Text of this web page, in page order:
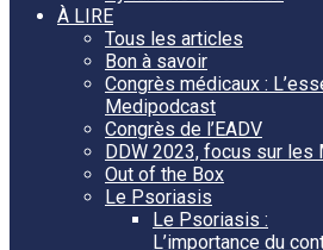
À LIRE
Tous les articles
Bon à savoir
Congrès médicaux :
Medipodcast
Congrès de l’EADV
DDW 2023, focus sur les
Out of the Box
Le Psoriasis
Le Psoriasis :
L’importance du